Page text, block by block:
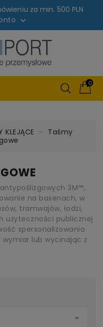
za min. 500 PLN

0
KLEJĄCE
Taśmy
3M™,
na basenach, w
tramwajów, łodzi,
użyteczności publicznej
spersonalizowania
lub wycinając z
